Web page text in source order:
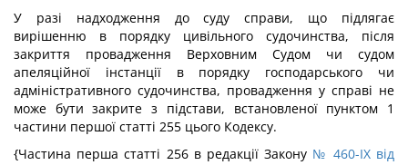
У разі надходження до суду справи, що підлягає
вирішенню в порядку цивільного судочинства, після
закриття провадження Верховним Судом чи судом
апеляційної інстанції в порядку господарського чи
адміністративного судочинства, провадження у справі не
може бути закрите з підстави, встановленої пунктом 1
частини першої статті 255 цього Кодексу.
{Частина перша статті 256 в редакції Закону № 460-IX від